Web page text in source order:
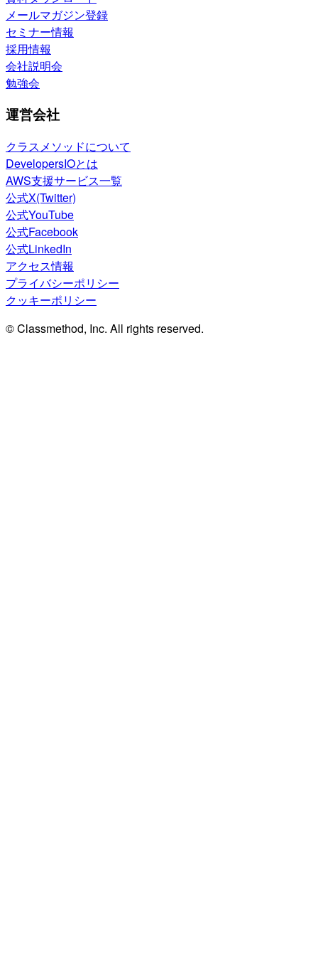
メールマガジン登録
セミナー情報
採用情報
会社説明会
勉強会
運営会社
クラスメソッドについて
DevelopersIOとは
AWS支援サービス一覧
公式X(Twitter)
公式YouTube
公式Facebook
公式LinkedIn
アクセス情報
プライバシーポリシー
クッキーポリシー
© Classmethod, Inc. All rights reserved.